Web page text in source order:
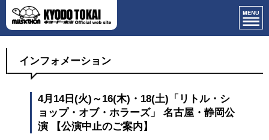
インフォメーション
4月14日(火)～16(木)・18(土)「リトル・シ
ョップ・オブ・ホラーズ」 名古屋・静岡公
演 【公演中止のご案内】